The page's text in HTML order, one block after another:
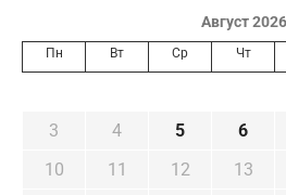
Август 2026
Пн Вт Ср Чт
3
4 5 6
10
11 12 13